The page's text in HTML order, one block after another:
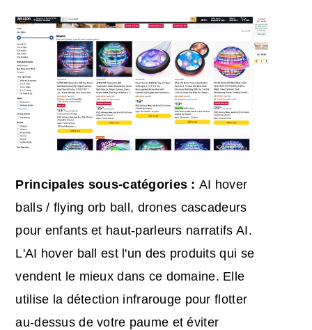
Principales sous-catégories :AI hover
balls / flying orb ball, drones cascadeurs
pour enfants et haut-parleurs narratifs AI.
L'AI hover ball est l'un des produits qui se
vendent le mieux dans ce domaine. Elle
utilise la détection infrarouge pour flotter
au-dessus de votre paume et éviter